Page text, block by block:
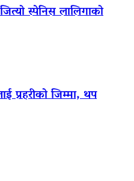
स्पेनिस लालिगाको
प्रहरीको जिम्मा, थप